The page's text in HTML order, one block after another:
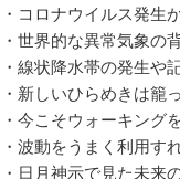
・コロナウイルス発生
・世界的な異常気象の
・線状降水帯の発生や
・新しいひらめきは籠
・今こそウォーキング
・波動をうまく利用す
・日月神示で見た未来